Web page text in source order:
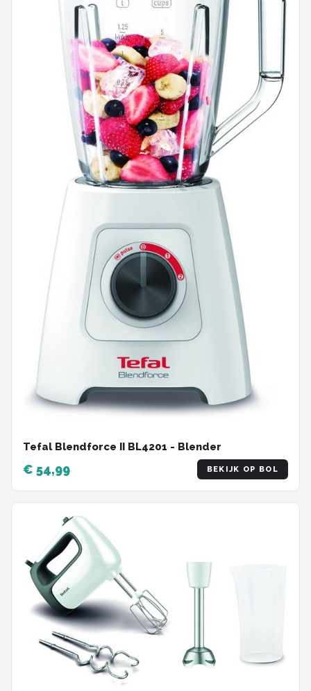
Tefal Blendforce II BL4201 - Blender
€ 54,99 BEKIJK OP BOL